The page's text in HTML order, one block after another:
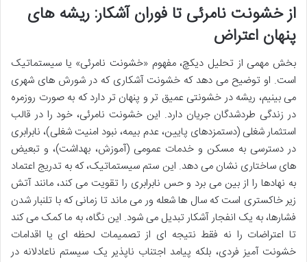
از خشونت نامرئی تا فوران آشکار: ریشه های
پنهان اعتراض
بخش مهمی از تحلیل دیکچ، مفهوم «خشونت نامرئی» یا سیستماتیک
است. او توضیح می دهد که خشونت آشکاری که در شورش های شهری
می بینیم، ریشه در خشونتی عمیق تر و پنهان تر دارد که به صورت روزمره
در زندگی طردشدگان جریان دارد. این خشونت نامرئی، خود را در قالب
استثمار شغلی (دستمزدهای پایین، عدم بیمه، نبود امنیت شغلی)، نابرابری
در دسترسی به مسکن و خدمات عمومی (آموزش، بهداشت)، و تبعیض
های ساختاری نشان می دهد. این ستم سیستماتیک، که به تدریج اعتماد
به نهادها را از بین می برد و حس نابرابری را تقویت می کند، مانند آتش
زیر خاکستری است که سال ها شعله ور می ماند تا زمانی که با تلنبار شدن
فشارها، به یک انفجار آشکار تبدیل می شود. این نگاه، به ما کمک می کند
تا اعتراضات را نه فقط نتیجه ای از تصمیمات لحظه ای یا اقدامات
خشونت آمیز فردی، بلکه پیامد اجتناب ناپذیر یک سیستم ناعادلانه در